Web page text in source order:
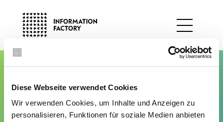
Diese Webseite verwendet Cookies
Wir verwenden Cookies, um Inhalte und Anzeigen zu
personalisieren, Funktionen für soziale Medien anbieten
content
Menu
Consulting
Strategy
Performance
Solutions
Data Hub